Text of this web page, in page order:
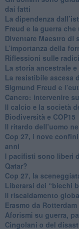
dai fatti
La dipendenza
​Freud e la guerra
​Diventare Maestro di
L’importanza della
Riflessioni sulle
​La storia ancestrale
​La resistibile ascesa
Sigmund Freud e
Cancro: intervenire
​Il calcio e la società
Biodiversità e COP15
​Il ritardo dell’uomo
​Cop 27, i nove
anni
​I pacifisti sono liberi
Qatar?
​Cop 27, la
​Liberarsi dei “biechi
Il riscaldamento
​Erasmo da
​Aforismi su guerra,
Cingolani o del